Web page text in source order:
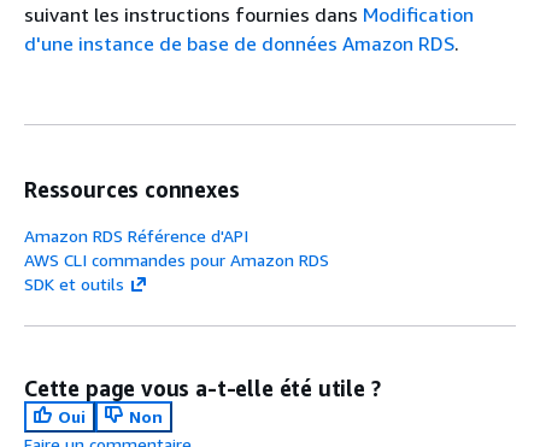
suivant les instructions fournies dans Modification
d'une instance de base de données Amazon RDS.
Ressources connexes
Amazon RDS Référence d'API
AWS CLI commandes pour Amazon RDS
SDK et outils
Cette page vous a-t-elle été utile ?
Oui
Non